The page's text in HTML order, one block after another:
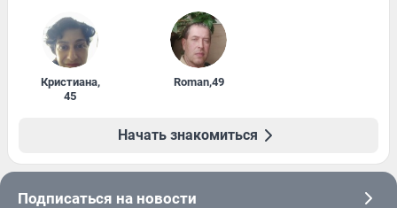
Кристиана,
45
Roman,49
Начать знакомиться
Подписаться на новости